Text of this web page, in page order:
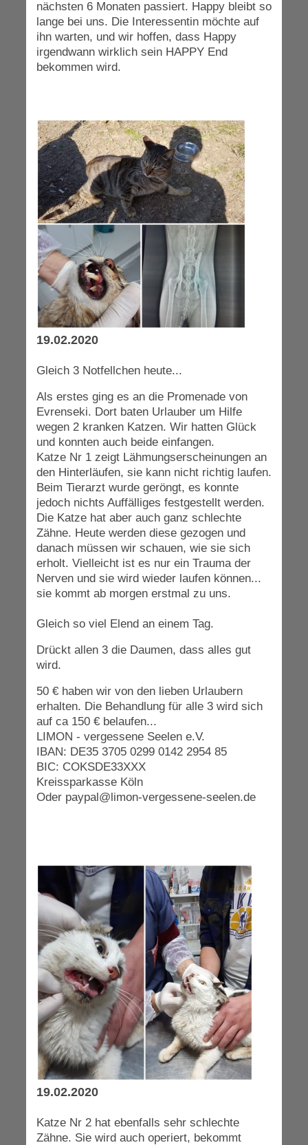
nächsten 6 Monaten passiert. Happy bleibt so
lange bei uns. Die Interessentin möchte auf
ihn warten, und wir hoffen, dass Happy
irgendwann wirklich sein HAPPY End
bekommen wird.
19.02.2020
Gleich 3 Notfellchen heute...
Als erstes ging es an die Promenade von
Evrenseki. Dort baten Urlauber um Hilfe
wegen 2 kranken Katzen. Wir hatten Glück
und konnten auch beide einfangen.
Katze Nr 1 zeigt Lähmungserscheinungen an
den Hinterläufen, sie kann nicht richtig laufen.
Beim Tierarzt wurde geröngt, es konnte
jedoch nichts Auffälliges festgestellt werden.
Die Katze hat aber auch ganz schlechte
Zähne. Heute werden diese gezogen und
danach müssen wir schauen, wie sie sich
erholt. Vielleicht ist es nur ein Trauma der
Nerven und sie wird wieder laufen können...
sie kommt ab morgen erstmal zu uns.
Gleich so viel Elend an einem Tag.
Drückt allen 3 die Daumen, dass alles gut
wird.
50 € haben wir von den lieben Urlaubern
erhalten. Die Behandlung für alle 3 wird sich
auf ca 150 € belaufen...
LIMON - vergessene Seelen e.V.
IBAN: DE35 3705 0299 0142 2954 85
BIC: COKSDE33XXX
Kreissparkasse Köln
Oder paypal@limon-vergessene-seelen.de
19.02.2020
Katze Nr 2 hat ebenfalls sehr schlechte
Zähne. Sie wird auch operiert, bekommt